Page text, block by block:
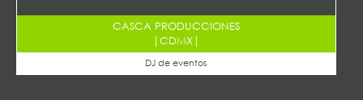
CASCA PRODUCCIONES
| CDMX|
DJ de eventos